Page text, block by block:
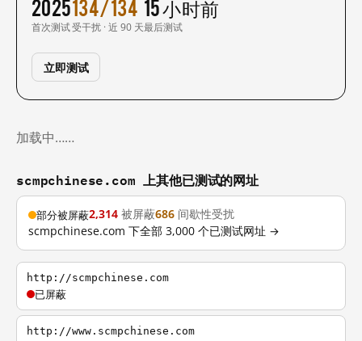
2025
首次测试
134/134
受干扰 · 近 90 天
15 小时前
最后测试
立即测试
加载中……
scmpchinese.com 上其他已测试的网址
部分被屏蔽2,314 被屏蔽686 间歇性受扰
scmpchinese.com 下全部 3,000 个已测试网址 →
http://scmpchinese.com
已屏蔽
http://www.scmpchinese.com